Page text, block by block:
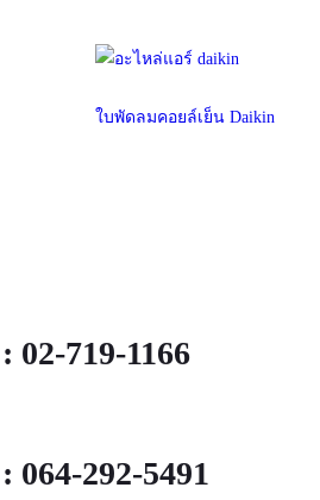
ใบพัดลมคอยล์เย็น Daikin
02-719-1166
064-292-5491